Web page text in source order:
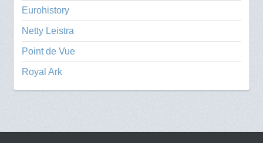
Eurohistory
Netty Leistra
Point de Vue
Royal Ark